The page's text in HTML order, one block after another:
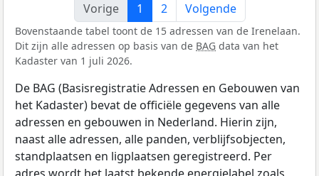
Vorige
1 2 Volgende
Bovenstaande tabel toont de 15 adressen van de Irenelaan.
Dit zijn alle adressen op basis van de BAG data van het
Kadaster van 1 juli 2026.
De BAG (Basisregistratie Adressen en Gebouwen van
het Kadaster) bevat de officiële gegevens van alle
adressen en gebouwen in Nederland. Hierin zijn,
naast alle adressen, alle panden, verblijfsobjecten,
standplaatsen en ligplaatsen geregistreerd. Per